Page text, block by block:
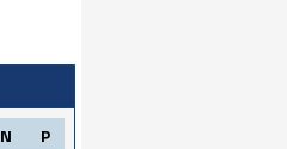
N P